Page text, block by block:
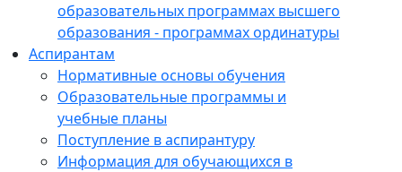
образовательных программах высшего
образования - программах ординатуры
Аспирантам
Нормативные основы обучения
Образовательные программы и
учебные планы
Поступление в аспирантуру
Информация для обучающихся в